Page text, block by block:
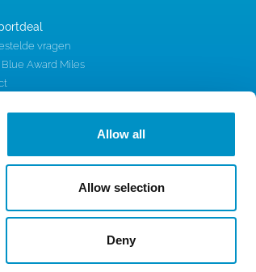
Allow all
Allow selection
Deny
vragen
Award Miles
16C